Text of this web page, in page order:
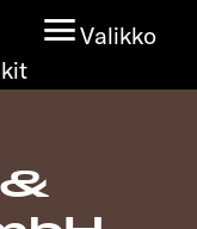
Valikko